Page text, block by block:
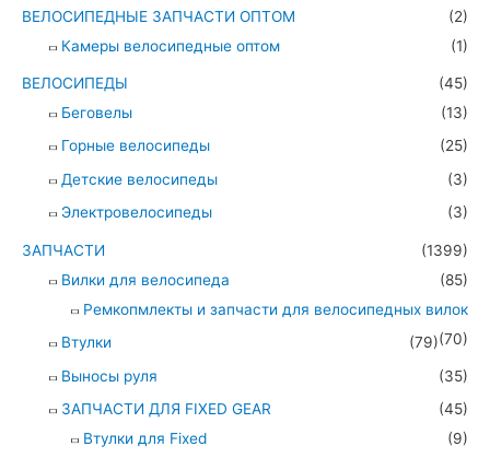
ВЕЛОСИПЕДНЫЕ ЗАПЧАСТИ ОПТОМ
(2)
Камеры велосипедные оптом
(1)
ВЕЛОСИПЕДЫ
(45)
Беговелы
(13)
Горные велосипеды
(25)
Детские велосипеды
(3)
Электровелосипеды
(3)
ЗАПЧАСТИ
(1399)
Вилки для велосипеда
(85)
Ремкопмлекты и запчасти для велосипедных вилок
(70)
Втулки
(79)
Выносы руля
(35)
ЗАПЧАСТИ ДЛЯ FIXED GEAR
(45)
Втулки для Fixed
(9)